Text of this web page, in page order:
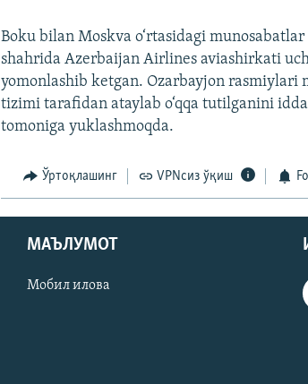
Boku bilan Moskva o‘rtasidagi
shahrida Azerbaijan Airlines aviashirkati
yomonlashib ketgan. Ozarbayjon rasmiylari
tizimi tarafidan ataylab o‘qqa tutilganini
tomoniga yuklashmoqda.
Ўртоқлашинг VPNсиз ўқиш
МАЪЛУМОТ
Мобил илова